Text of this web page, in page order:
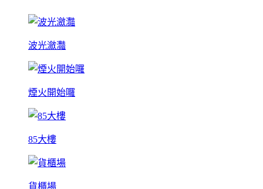
波光瀲灩
煙火開始囉
85大樓
貨櫃場